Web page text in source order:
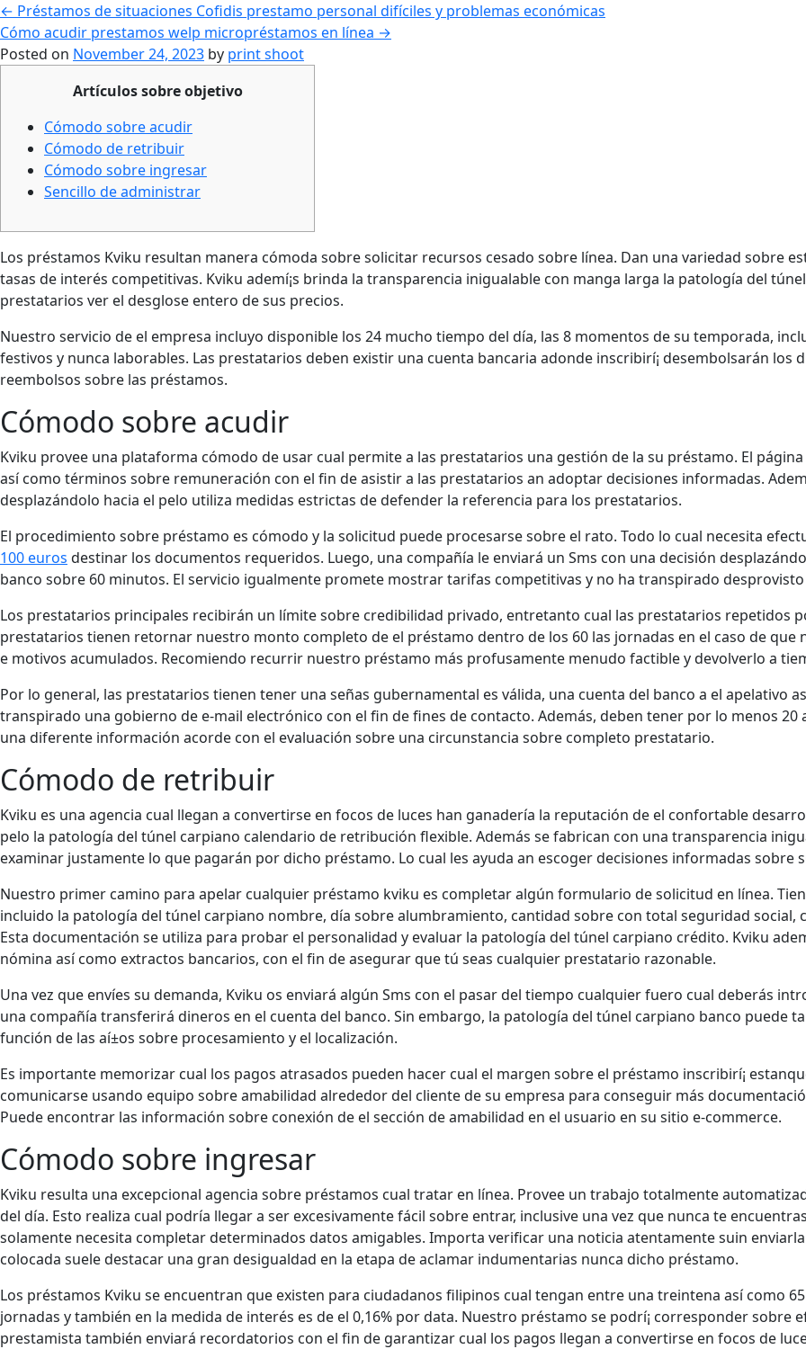
← Préstamos de situaciones Cofidis prestamo personal difíciles y problemas económicas
Cómo acudir prestamos welp micropréstamos en línea →
Posted on November 24, 2023 by print shoot
Artículos sobre objetivo
Cómodo sobre acudir
Cómodo de retribuir
Cómodo sobre ingresar
Sencillo de administrar
Los préstamos Kviku resultan manera cómoda sobre solicitar recursos cesado sobre línea. Dan una variedad sobre
tasas de interés competitivas. Kviku ademí¡s brinda la transparencia inigualable con manga larga la patologí­a del
prestatarios ver el desglose entero de sus precios.
Nuestro servicio de el empresa incluyo disponible los 24 mucho tiempo del día, las 8 momentos de su temporada,
festivos y nunca laborables. Las prestatarios deben existir una cuenta bancaria adonde inscribirí¡ desembolsarán los
reembolsos sobre las préstamos.
Cómodo sobre acudir
Kviku provee una plataforma cómodo de usar cual permite a las prestatarios una gestión de la su préstamo. El
así­ como términos sobre remuneración con el fin de asistir a las prestatarios an adoptar decisiones informadas.
desplazándolo hacia el pelo utiliza medidas estrictas de defender la referencia para los prestatarios.
El procedimiento sobre préstamo es cómodo y la solicitud puede procesarse sobre el rato. Todo lo cual necesita
100 euros destinar los documentos requeridos. Luego, una compañía le enviará un Sms con una decisión
banco sobre 60 minutos. El servicio igualmente promete mostrar tarifas competitivas y no ha transpirado
Los prestatarios principales recibirán un límite sobre credibilidad privado, entretanto cual las prestatarios repetidos
prestatarios tienen retornar nuestro monto completo de el préstamo dentro de los 60 las jornadas en el caso de
​​e motivos acumulados. Recomiendo recurrir nuestro préstamo más profusamente menudo factible y devolverlo a
Por lo general, las prestatarios tienen tener una señas gubernamental es válida, una cuenta del banco a el apelativo
transpirado una gobierno de e-mail electrónico con el fin de fines de contacto. Además, deben tener por lo menos
una diferente información acorde con el evaluación sobre una circunstancia sobre completo prestatario.
Cómodo de retribuir
Kviku es una agencia cual llegan a convertirse en focos de luces han ganadería la reputación de el confortable
pelo la patologí­a del túnel carpiano calendario de retribución flexible. Además se fabrican con una transparencia
examinar justamente lo que pagarán por dicho préstamo. Lo cual les ayuda an escoger decisiones informadas sobre
Nuestro primer camino para apelar cualquier préstamo kviku es completar algún formulario de solicitud en línea.
incluido la patologí­a del túnel carpiano nombre, día sobre alumbramiento, cantidad sobre con total seguridad social,
Esta documentación se utiliza para probar el personalidad y evaluar la patologí­a del túnel carpiano crédito. Kviku
nómina así­ como extractos bancarios, con el fin de asegurar que tú seas cualquier prestatario razonable.
Una vez que envíes su demanda, Kviku os enviará algún Sms con el pasar del tiempo cualquier fuero cual deberás
una compañía transferirá dineros en el cuenta del banco. Sin embargo, la patologí­a del túnel carpiano banco puede
función de las aí±os sobre procesamiento y el localización.
Es importante memorizar cual los pagos atrasados ​​pueden hacer cual el margen sobre el préstamo inscribirí¡
comunicarse usando equipo sobre amabilidad alrededor del cliente de su empresa para conseguir más
Puede encontrar las información sobre conexión de el sección de amabilidad en el usuario en su sitio e-commerce.
Cómodo sobre ingresar
Kviku resulta una excepcional agencia sobre préstamos cual tratar en línea. Provee un trabajo totalmente
del día. Esto realiza cual podrí­a llegar a ser excesivamente fácil sobre entrar, inclusive una vez que nunca te
solamente necesita completar determinados datos amigables. Importa verificar una noticia atentamente suin
colocada suele destacar una gran desigualdad en la etapa de aclamar indumentarias nunca dicho préstamo.
Los préstamos Kviku se encuentran que existen para ciudadanos filipinos cual tengan entre una treintena así­ como
jornadas y también en la medida de interés es de el 0,16% por data. Nuestro préstamo se podrí¡ corresponder
prestamista también enviará recordatorios con el fin de garantizar cual los pagos llegan a convertirse en focos de